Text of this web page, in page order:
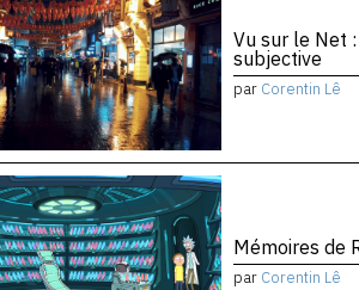
Vu sur le Net
subjective
par Corentin Lê
Mémoires de
par Corentin Lê